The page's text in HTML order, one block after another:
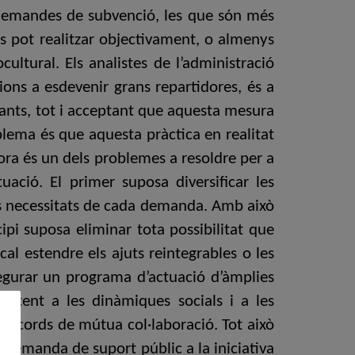
de subvenció, les que són més
pot realitzar objectivament, o almenys
Els analistes de l’administració
a esdevenir grans repartidores, és a
tot i acceptant que aquesta mesura
és que aquesta pràctica en realitat
és un dels problemes a resoldre per a
El primer suposa diversificar les
de cada demanda. Amb això
suposa eliminar tota possibilitat que
estendre els ajuts reintegrables o les
un programa d’actuació d’àmplies
a les dinàmiques socials i a les
acords de mútua col·laboració. Tot això
de suport públic a la iniciativa